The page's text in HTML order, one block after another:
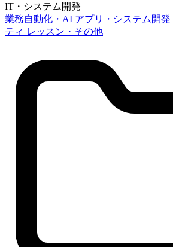
IT・システム開発
業務自動化・AI アプリ・システム開発
ティ レッスン・その他